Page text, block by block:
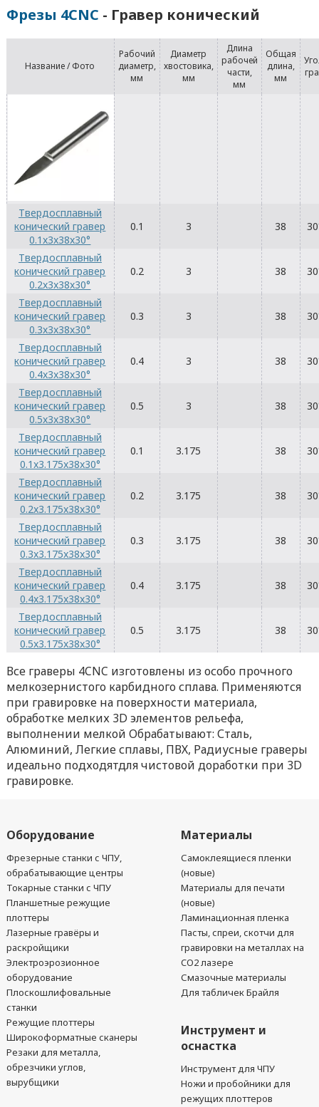
Фрезы 4CNC - Гравер конический
Название / Фото
Рабочий
диаметр,
мм
Диаметр
хвостовика,
мм
Длина
рабочей
части,
мм
Общая
длина,
мм
Твердосплавный
конический гравер
0.1x3x38x30°
0.1 3 38
Твердосплавный
конический гравер
0.2x3x38x30°
0.2 3 38
Твердосплавный
конический гравер
0.3x3x38x30°
0.3 3 38
Твердосплавный
конический гравер
0.4x3x38x30°
0.4 3 38
Твердосплавный
конический гравер
0.5x3x38x30°
0.5 3 38
Твердосплавный
конический гравер
0.1x3.175x38x30°
0.1 3.175 38
Твердосплавный
конический гравер
0.2x3.175x38x30°
0.2 3.175 38
Твердосплавный
конический гравер
0.3x3.175x38x30°
0.3 3.175 38
Твердосплавный
конический гравер
0.4x3.175x38x30°
0.4 3.175 38
Твердосплавный
конический гравер
0.5x3.175x38x30°
0.5 3.175 38
Все граверы 4CNC изготовлены из особо прочного
мелкозернистого карбидного сплава. Применяются
при гравировке на поверхности материала,
обработке мелких 3D элементов рельефа,
выполнении мелкой Обрабатывают: Сталь,
Алюминий, Легкие сплавы, ПВХ, Радиусные граверы
идеально подходятдля чистовой доработки при 3D
гравировке.
Оборудование
Фрезерные станки с ЧПУ,
обрабатывающие центры
Токарные станки с ЧПУ
Планшетные режущие
плоттеры
Лазерные гравёры и
раскройщики
Электроэрозионное
оборудование
Плоскошлифовальные
станки
Режущие плоттеры
Широкоформатные сканеры
Резаки для металла,
обрезчики углов,
вырубщики
Материалы
Самоклеящиеся пленки
(новые)
Материалы для печати
(новые)
Ламинационная пленка
Пасты, спреи, скотчи для
гравировки на металлах на
CO2 лазере
Смазочные материалы
Для табличек Брайля
Инструмент и
оснастка
Инструмент для ЧПУ
Ножи и пробойники для
режущих плоттеров